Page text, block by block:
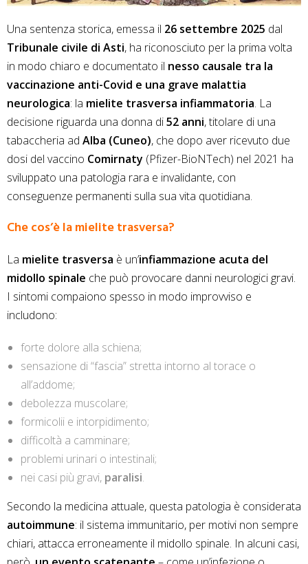
Una sentenza storica, emessa il 26 settembre 2025 dal
Tribunale civile di Asti, ha riconosciuto per la prima volta
in modo chiaro e documentato il nesso causale tra la
vaccinazione anti-Covid e una grave malattia
neurologica: la mielite trasversa infiammatoria. La
decisione riguarda una donna di52 anni, titolare di una
tabaccheria ad Alba (Cuneo), che dopo aver ricevuto due
dosi del vaccino Comirnaty (Pfizer-BioNTech) nel 2021 ha
sviluppato una patologia rara e invalidante, con
conseguenze permanenti sulla sua vita quotidiana.
Che cos’è la mielite trasversa?
La mielite trasversa è un’infiammazione acuta del
midollo spinale che può provocare danni neurologici gravi.
I sintomi compaiono spesso in modo improvviso e
includono:
forte dolore alla schiena;
sensazione di “fascia” stretta intorno al torace o
all’addome;
debolezza muscolare;
formicolii e intorpidimento;
difficoltà a camminare;
problemi urinari o intestinali;
nei casi più gravi, paralisi.
Secondo la medicina attuale, questa patologia è considerata
autoimmune: il sistema immunitario, per motivi non sempre
chiari, attacca erroneamente il midollo spinale. In alcuni casi,